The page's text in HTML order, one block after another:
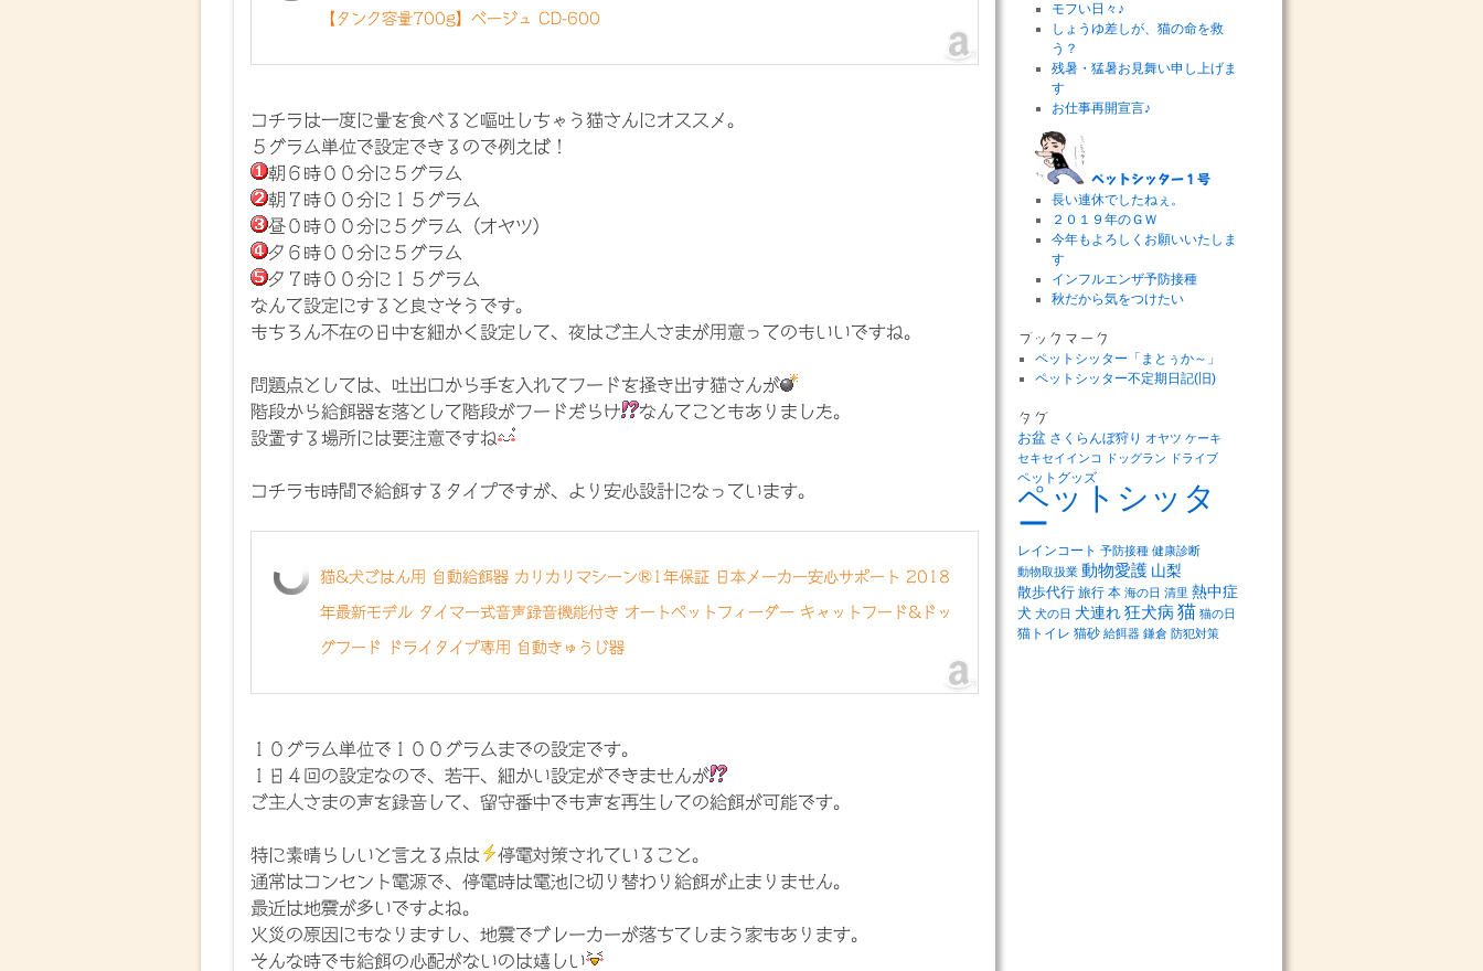
【タンク容量700g】ベージュ CD-600
コチラは一度に量を食べると嘔吐しちゃう猫さんにオススメ。
５グラム単位で設定できるので例えば！
朝６時００分に５グラム
朝７時００分に１５グラム
昼０時００分に５グラム（オヤツ）
夕６時００分に５グラム
夕７時００分に１５グラム
なんて設定にすると良さそうです。
もちろん不在の日中を細かく設定して、夜はご主人さまが用意ってのもいいですね。
問題点としては、吐出口から手を入れてフードを掻き出す猫さんが
階段から給餌器を落として階段がフードだらけ
なんてこともありました。
設置する場所には要注意ですね
コチラも時間で給餌するタイプですが、より安心設計になっています。
猫&犬ごはん用 自動給餌器 カリカリマシーン®1年保証 日本メーカー安心サポート 2018
年最新モデル タイマー式音声録音機能付き オートペットフィーダー キャットフード&ドッ
グフード ドライタイプ専用 自動きゅうじ器
１０グラム単位で１００グラムまでの設定です。
１日４回の設定なので、若干、細かい設定ができませんが
ご主人さまの声を録音して、留守番中でも声を再生しての給餌が可能です。
特に素晴らしいと言える点は
停電対策されていること。
通常はコンセント電源で、停電時は電池に切り替わり給餌が止まりません。
最近は地震が多いですよね。
火災の原因にもなりますし、地震でブレーカーが落ちてしまう家もあります。
そんな時でも給餌の心配がないのは嬉しい
モフい日々♪
しょうゆ差しが、猫の命を救
う？
残暑・猛暑お見舞い申し上げま
す
お仕事再開宣言♪
ペットシッター１号
長い連休でしたねぇ。
２０１９年のＧＷ
今年もよろしくお願いいたしま
す
インフルエンザ予防接種
秋だから気をつけたい
ブックマーク
ペットシッター「まとぅか～」
ペットシッター不定期日記(旧)
タグ
お盆 さくらんぼ狩り オヤツ ケーキ
セキセイインコ
ドッグラン ドライブ
ペットグッズ
ペットシッタ
ー
レインコート 予防接種 健康診断
動物取扱業 動物愛護 山梨
散歩代行 旅行 本 海の日 清里 熱中症
犬 犬の日 犬連れ狂犬病 猫 猫の日
猫トイレ 猫砂 給餌器 鎌倉 防犯対策